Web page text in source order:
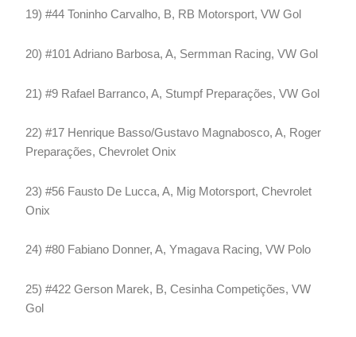
19) #44 Toninho Carvalho, B, RB Motorsport, VW Gol
20) #101 Adriano Barbosa, A, Sermman Racing, VW Gol
21) #9 Rafael Barranco, A, Stumpf Preparações, VW Gol
22) #17 Henrique Basso/Gustavo Magnabosco, A, Roger
Preparações, Chevrolet Onix
23) #56 Fausto De Lucca, A, Mig Motorsport, Chevrolet
Onix
24) #80 Fabiano Donner, A, Ymagava Racing, VW Polo
25) #422 Gerson Marek, B, Cesinha Competições, VW
Gol